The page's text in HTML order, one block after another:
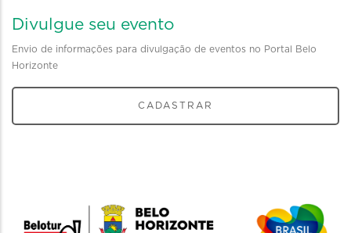
Divulgue seu evento
Envio de informações para divulgação de eventos no Portal Belo
Horizonte
CADASTRAR